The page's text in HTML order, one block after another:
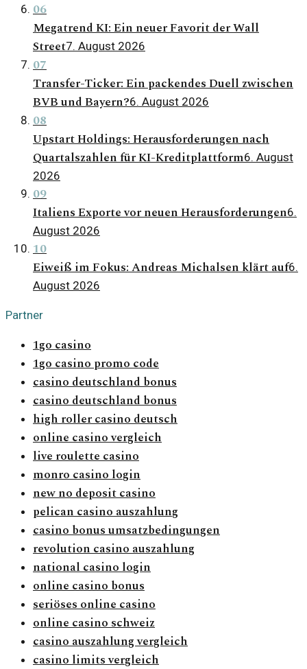
06
Megatrend KI: Ein neuer Favorit der Wall
Street7. August 2026
07
Transfer-Ticker: Ein packendes Duell zwischen
BVB und Bayern?6. August 2026
08
Upstart Holdings: Herausforderungen nach
Quartalszahlen für KI-Kreditplattform6. August
2026
09
Italiens Exporte vor neuen Herausforderungen6.
August 2026
10
Eiweiß im Fokus: Andreas Michalsen klärt auf6.
August 2026
Partner
1go casino
1go casino promo code
casino deutschland bonus
casino deutschland bonus
high roller casino deutsch
online casino vergleich
live roulette casino
monro casino login
new no deposit casino
pelican casino auszahlung
casino bonus umsatzbedingungen
revolution casino auszahlung
national casino login
online casino bonus
seriöses online casino
online casino schweiz
casino auszahlung vergleich
casino limits vergleich